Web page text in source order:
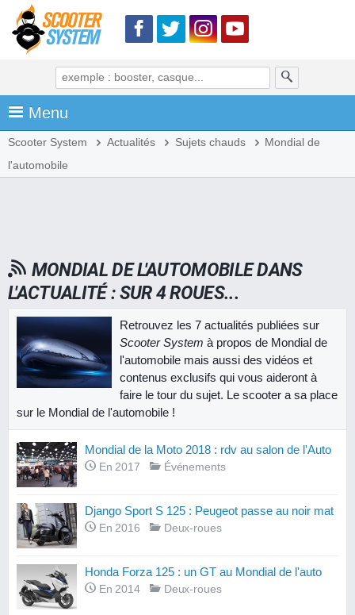
Menu
Scooter System Actualités Sujets chauds
Mondial de
l'automobile
MONDIAL DE L'AUTOMOBILE DANS
L'ACTUALITÉ : SUR 4 ROUES...
Retrouvez les 7 actualités publiées sur
Scooter System à propos de Mondial de
l'automobile mais aussi des vidéos et
contenus exclusifs qui vous aideront à
faire le tour du sujet. Le scooter a sa place
sur le Mondial de l'automobile !
Mondial de la Moto 2018 : rdv au salon de l'Auto
En 2017 Événements
Django Sport S 125 : Peugeot passe au noir mat
En 2016 Deux-roues
Honda Forza 125 : un GT au Mondial de l'auto
En 2014 Deux-roues